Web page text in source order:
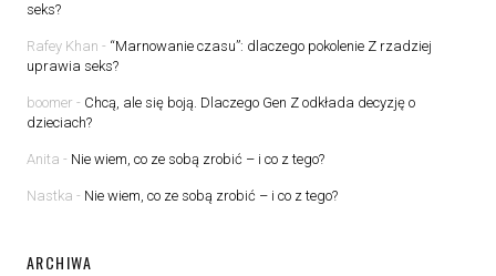
seks?
Rafey Khan - “Marnowanie czasu”: dlaczego pokolenie Z rzadziej
uprawia seks?
boomer - Chcą, ale się boją. Dlaczego Gen Z odkłada decyzję o
dzieciach?
Anita - Nie wiem, co ze sobą zrobić – i co z tego?
Nastka - Nie wiem, co ze sobą zrobić – i co z tego?
ARCHIWA